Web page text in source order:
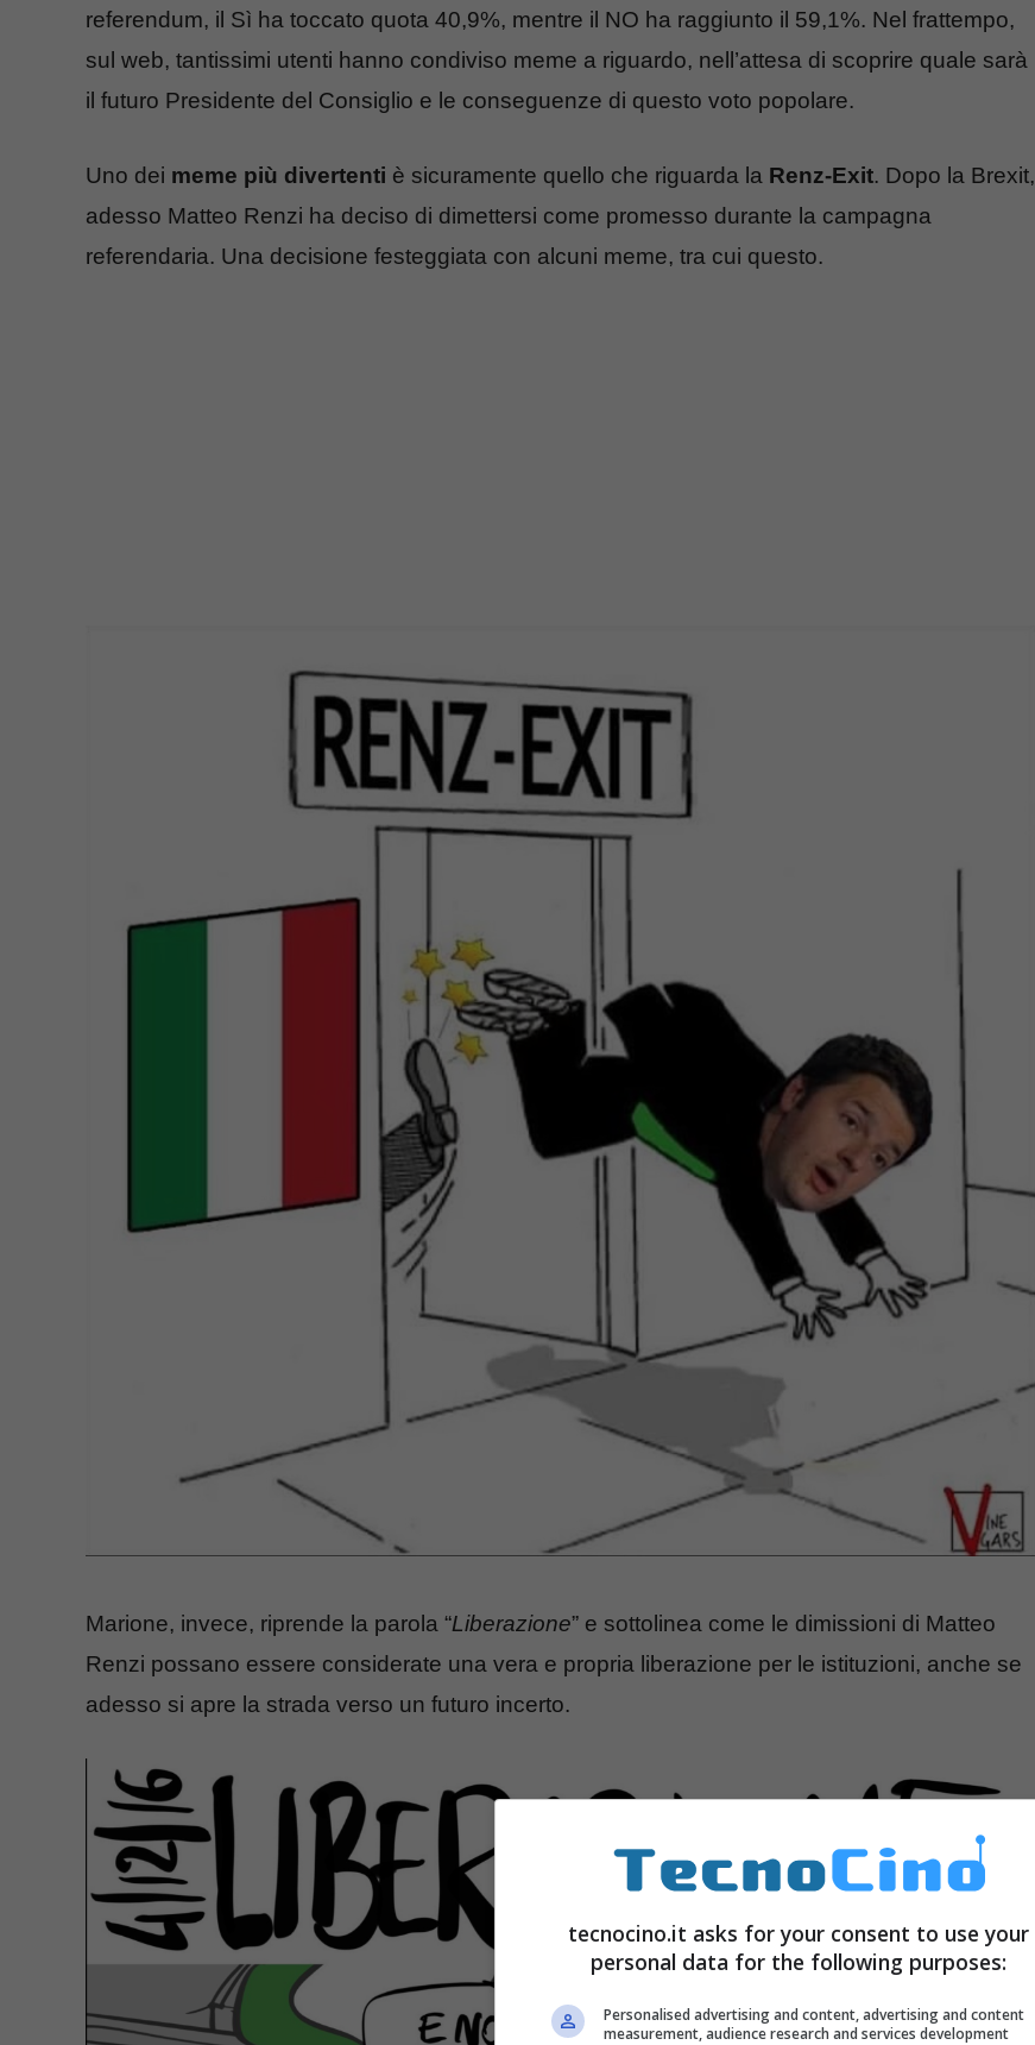
referendum, il Sì ha toccato quota 40,9%, mentre il NO ha raggiunto il 59,1%. Nel frattempo,
sul web, tantissimi utenti hanno condiviso meme a riguardo, nell’attesa di scoprire quale sarà
il futuro Presidente del Consiglio e le conseguenze di questo voto popolare.
Uno dei meme più divertenti è sicuramente quello che riguarda la Renz-Exit. Dopo la Brexit,
adesso Matteo Renzi ha deciso di dimettersi come promesso durante la campagna
referendaria. Una decisione festeggiata con alcuni meme, tra cui questo.
Marione, invece, riprende la parola “Liberazione” e sottolinea come le dimissioni di Matteo
Renzi possano essere considerate una vera e propria liberazione per le istituzioni, anche se
adesso si apre la strada verso un futuro incerto.
tecnocino.it asks for your consent to use your
personal data for the following purposes:
Personalised advertising and content, advertising and content
measurement, audience research and services development